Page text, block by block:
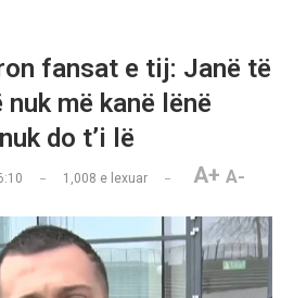
fansat e tij: Janë të
më kanë lënë
do t’i lë
1,008 e lexuar A+ A-